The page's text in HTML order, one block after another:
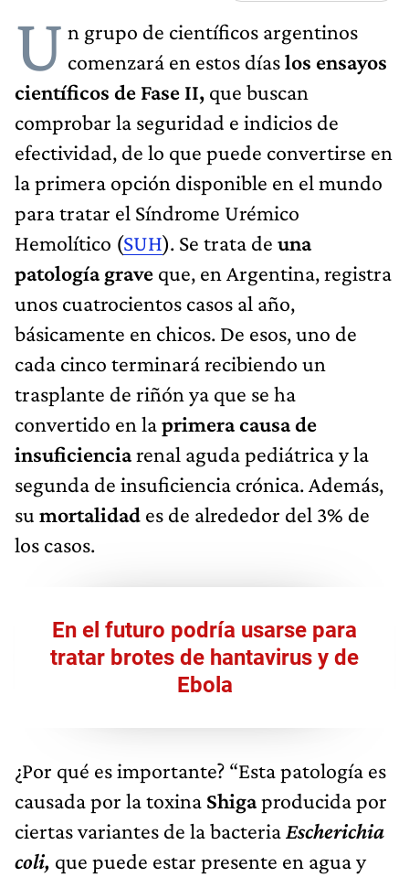
U n grupo de científicos argentinos
comenzará en estos díaslos ensayos
científicos de Fase II, que buscan
comprobar la seguridad e indicios de
efectividad, de lo que puede convertirse en
la primera opción disponible en el mundo
para tratar el Síndrome Urémico
Hemolítico (SUH). Se trata de una
patología grave que, en Argentina, registra
unos cuatrocientos casos al año,
básicamente en chicos. De esos, uno de
cada cinco terminará recibiendo un
trasplante de riñón ya que se ha
convertido en laprimera causa de
insuficienciarenal aguda pediátrica y la
segunda de insuficiencia crónica. Además,
su mortalidad es de alrededor del 3% de
los casos.
En el futuro podría usarse para
tratar brotes de hantavirus y de
Ebola
¿Por qué es importante? “Esta patología es
causada por la toxina Shigaproducida por
ciertas variantes de la bacteriaEscherichia
coli, que puede estar presente en agua y